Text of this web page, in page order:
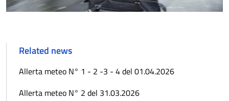
Related news
Allerta meteo N° 1 - 2 -3 - 4 del 01.04.2026
Allerta meteo N° 2 del 31.03.2026